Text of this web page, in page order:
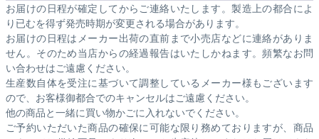
お届けの日程が確定してからご連絡いたします。製造上の都合によ
り已むを得ず発売時期が変更される場合があります。
お届けの日程はメーカー出荷の直前まで小売店などに連絡がありま
せん。そのため当店からの経過報告はいたしかねます。頻繁なお問
い合わせはご遠慮ください。
生産数自体を受注に基づいて調整しているメーカー様もございます
ので、お客様御都合でのキャンセルはご遠慮ください。
他の商品と一緒に買い物かごに入れないでください。
ご予約いただいた商品の確保に可能な限り務めておりますが、商品